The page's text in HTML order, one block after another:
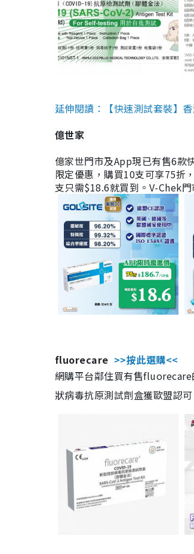
延伸閱讀：【快速測試套裝】
億世家
億家世門市及App現已有售6
限定優惠，購買10支可享75折
支只需$18.6就買到。V-Chek
fluorecare >>按此選購<<
網購平台鄰住買有售
狀病毒抗原測試劑盒獲歐盟認